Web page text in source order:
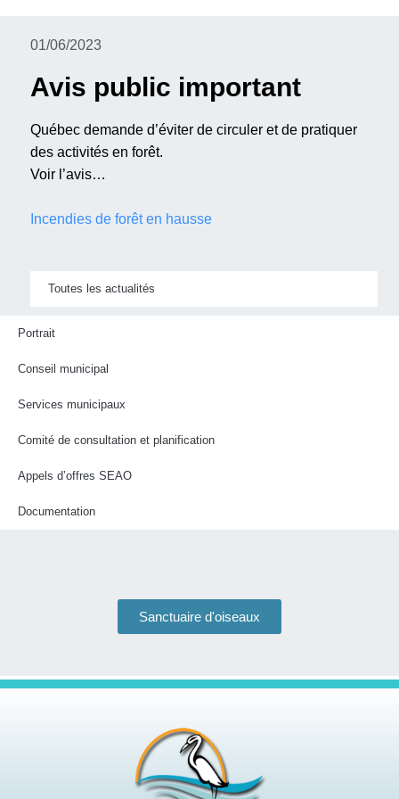
01/06/2023
Avis public important
Québec demande d’éviter de circuler et de pratiquer
des activités en forêt.
Voir l’avis…
Incendies de forêt en hausse
Toutes les actualités
Portrait
Conseil municipal
Services municipaux
Comité de consultation et planification
Appels d’offres SEAO
Documentation
Sanctuaire d'oiseaux